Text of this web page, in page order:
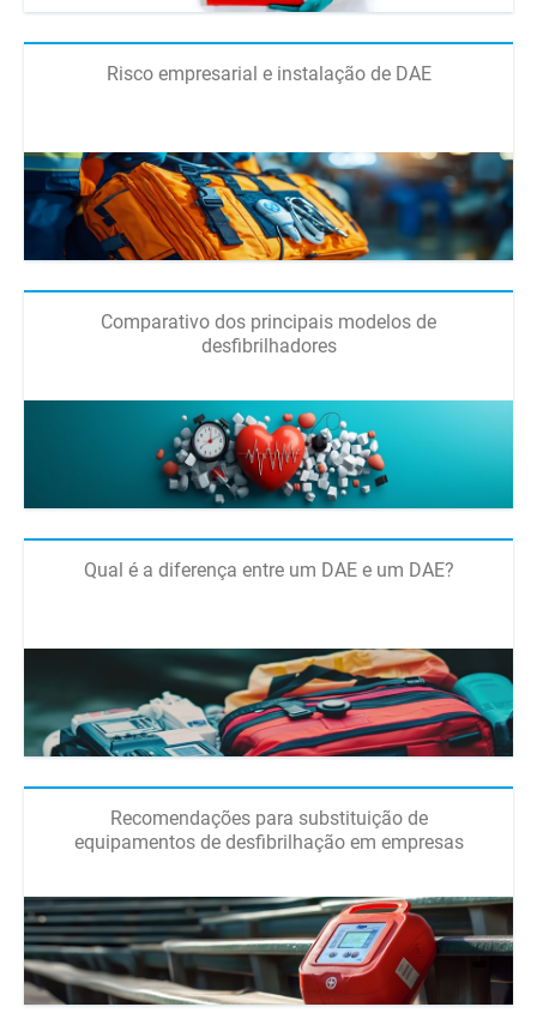
Risco empresarial e instalação de DAE
Comparativo dos principais modelos de
desfibrilhadores
Qual é a diferença entre um DAE e um DAE?
Recomendações para substituição de
equipamentos de desfibrilhação em empresas